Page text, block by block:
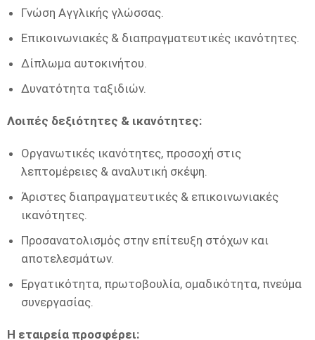
Γνώση Αγγλικής γλώσσας.
Επικοινωνιακές & διαπραγματευτικές ικανότητες.
Δίπλωμα αυτοκινήτου.
Δυνατότητα ταξιδιών.
Λοιπές δεξιότητες & ικανότητες:
Οργανωτικές ικανότητες, προσοχή στις
λεπτομέρειες & αναλυτική σκέψη.
Άριστες διαπραγματευτικές & επικοινωνιακές
ικανότητες.
Προσανατολισμός στην επίτευξη στόχων και
αποτελεσμάτων.
Εργατικότητα, πρωτοβουλία, ομαδικότητα, πνεύμα
συνεργασίας.
Η εταιρεία προσφέρει: